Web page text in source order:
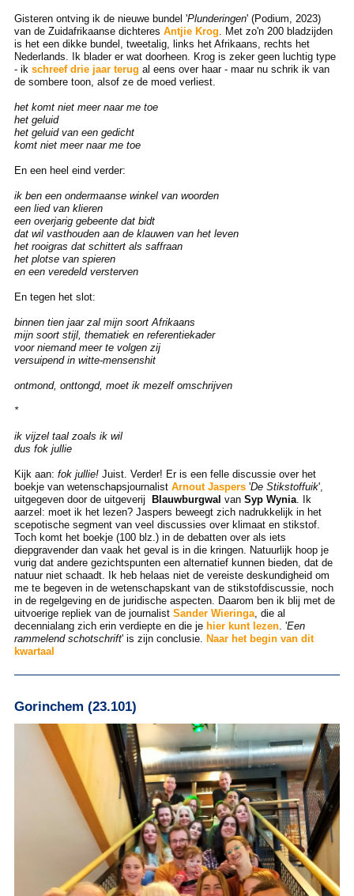
Gisteren ontving ik de nieuwe bundel 'Plunderingen' (Podium, 2023)
van de Zuidafrikaanse dichteres Antjie Krog . Met zo'n 200 bladzijden
is het een dikke bundel, tweetalig, links het Afrikaans, rechts het
Nederlands. Ik blader er wat doorheen. Krog is zeker geen luchtig type
- ik schreef drie jaar terug al eens over haar - maar nu schrik ik van
de sombere toon, alsof ze de moed verliest.
het komt niet meer naar me toe
het geluid
het geluid van een gedicht
komt niet meer naar me toe
En een heel eind verder:
ik ben een ondermaanse winkel van woorden
een lied van klieren
een overjarig gebeente dat bidt
dat wil vasthouden aan de klauwen van het leven
het rooigras dat schittert als saffraan
het plotse van spieren
en een veredeld versterven
En tegen het slot:
binnen tien jaar zal mijn soort Afrikaans
mijn soort stijl, thematiek en referentiekader
voor niemand meer te volgen zij
versuipend in witte-mensenshit
ontmond, onttongd, moet ik mezelf omschrijven
*
ik vijzel taal zoals ik wil
dus fok jullie
Kijk aan: fok jullie!Juist. Verder! Er is een felle discussie over het
boekje van wetenschapsjournalist Arnout Jaspers'De Stikstoffuik',
uitgegeven door de uitgeverij
Blauwburgwal van Syp Wynia. Ik
aarzel: moet ik het lezen? Jaspers beweegt zich nadrukkelijk in het
scepotische segment van veel discussies over klimaat en stikstof.
Toch komt het boekje (100 blz.) in de debatten over als iets
diepgravender dan vaak het geval is in die kringen. Natuurlijk hoop je
vurig dat andere gezichtspunten een alternatief kunnen bieden, dat de
natuur niet schaadt. Ik heb helaas niet de vereiste deskundigheid om
me te begeven in de wetenschapskant van de stikstofdiscussie, noch
in de regelgeving en de juridische aspecten. Daarom ben ik blij met de
uitvoerige repliek van de journalist Sander Wieringa, die al
decennialang zich erin verdiepte en die je hier kunt lezen. 'Een
rammelend schotschrift' is zijn conclusie.
Naar het begin van dit
kwartaal
Gorinchem (23.101)